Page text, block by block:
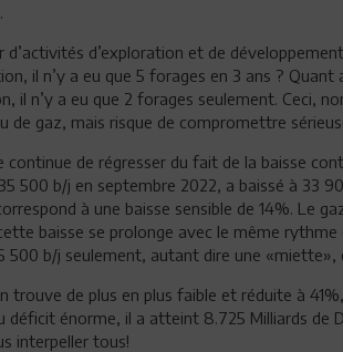
d’exploration et de
il n’y a eu que 5 forages en 3 ans ?
il n’y a eu que 2 forages seulement. Ceci,
de gaz, mais risque de compromettre
de régresser du fait de la baisse
500 b/j en septembre 2022, a baissé à 33
à une baisse sensible de 14%. Le
baisse se prolonge avec le même
500 b/j seulement, autant dire une
trouve de plus en plus faible et réduite à
déficit énorme, il a atteint 8.725 Milliards de
interpeller tous!